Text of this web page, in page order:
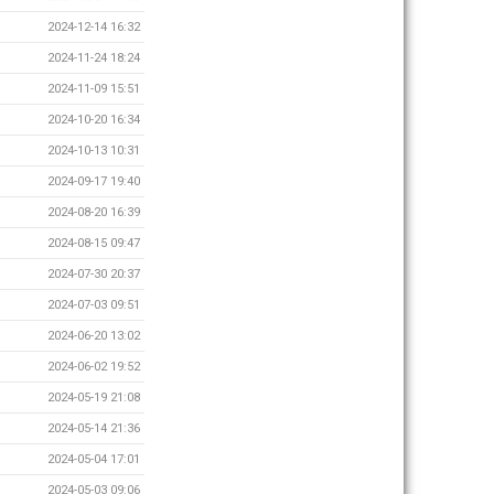
2024-12-14 16:32
2024-11-24 18:24
2024-11-09 15:51
2024-10-20 16:34
2024-10-13 10:31
2024-09-17 19:40
2024-08-20 16:39
2024-08-15 09:47
2024-07-30 20:37
2024-07-03 09:51
2024-06-20 13:02
2024-06-02 19:52
2024-05-19 21:08
2024-05-14 21:36
2024-05-04 17:01
2024-05-03 09:06